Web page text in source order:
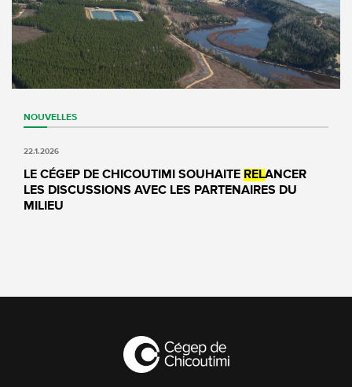
NOUVELLES
22.1.2026
LE CÉGEP DE CHICOUTIMI SOUHAITE RELANCER
LES DISCUSSIONS AVEC LES PARTENAIRES DU
MILIEU